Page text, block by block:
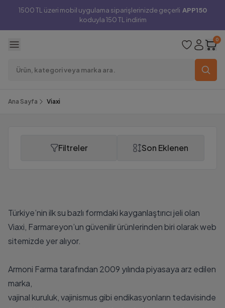
1500 TL üzeri mobil uygulama siparişlerinizde geçerli APP150
koduyla 150 TL indirim
0
Ana Sayfa Viaxi
Filtreler Son Eklenen
Türkiye’nin ilk su bazlı formdaki kayganlaştırıcı jeli olan
Viaxi, Farmareyon’un güvenilir ürünlerinden biri olarak web
sitemizde yer alıyor.
Armoni Farma tarafından 2009 yılında piyasaya arz edilen
marka,
vajinal kuruluk, vajinismus gibi endikasyonların tedavisinde